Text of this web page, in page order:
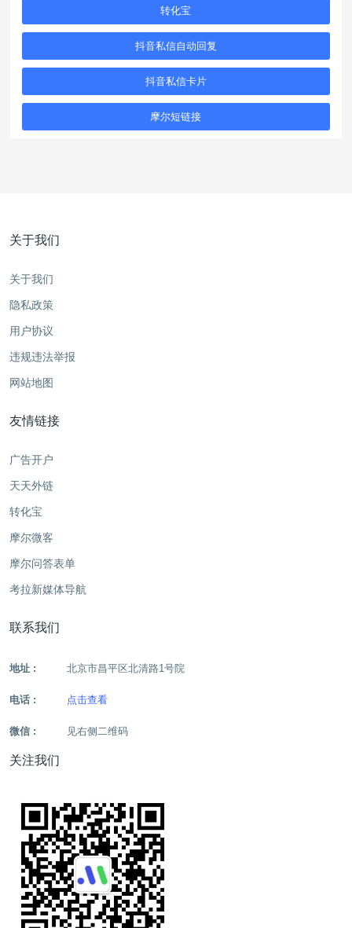
转化宝
抖音私信自动回复
抖音私信卡片
摩尔短链接
关于我们
关于我们
隐私政策
用户协议
违规违法举报
网站地图
友情链接
广告开户
天天外链
转化宝
摩尔微客
摩尔问答表单
考拉新媒体导航
联系我们
地址 : 北京市昌平区北清路1号院
电话 : 点击查看
微信 : 见右侧二维码
关注我们